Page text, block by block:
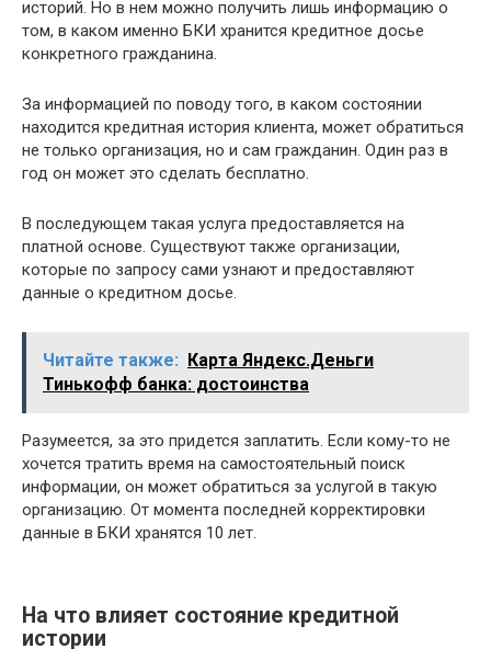
историй. Но в нем можно получить лишь информацию о
том, в каком именно БКИ хранится кредитное досье
конкретного гражданина.
За информацией по поводу того, в каком состоянии
находится кредитная история клиента, может обратиться
не только организация, но и сам гражданин. Один раз в
год он может это сделать бесплатно.
В последующем такая услуга предоставляется на
платной основе. Существуют также организации,
которые по запросу сами узнают и предоставляют
данные о кредитном досье.
Читайте также: Карта Яндекс.Деньги
Тинькофф банка: достоинства
Разумеется, за это придется заплатить. Если кому-то не
хочется тратить время на самостоятельный поиск
информации, он может обратиться за услугой в такую
организацию. От момента последней корректировки
данные в БКИ хранятся 10 лет.
На что влияет состояние кредитной
истории